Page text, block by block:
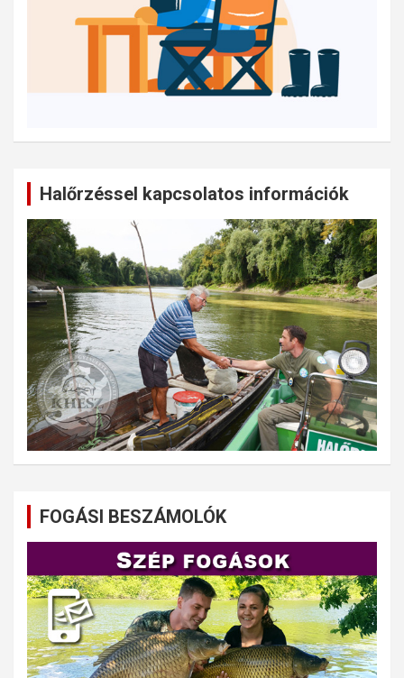
Halőrzéssel kapcsolatos információk
FOGÁSI BESZÁMOLÓK